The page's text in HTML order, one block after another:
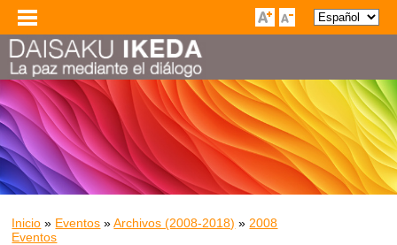
Inicio » Eventos »Archivos (2008-2018) » 2008
Eventos